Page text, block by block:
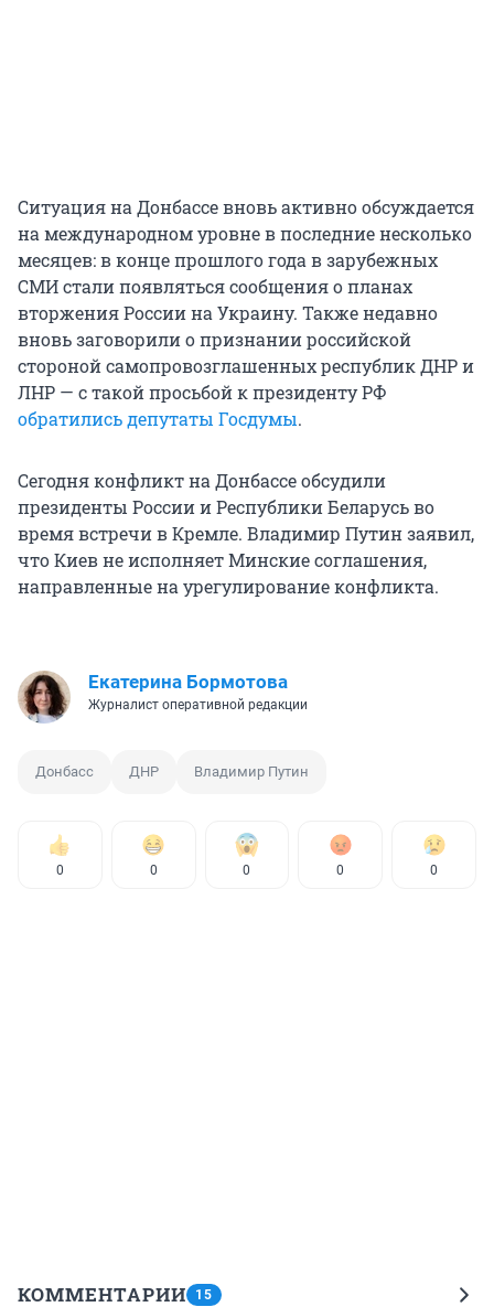
Ситуация на Донбассе вновь активно обсуждается
на международном уровне в последние несколько
месяцев: в конце прошлого года в зарубежных
СМИ стали появляться сообщения о планах
вторжения России на Украину. Также недавно
вновь заговорили о признании российской
стороной самопровозглашенных республик ДНР и
ЛНР — с такой просьбой к президенту РФ
обратились депутаты Госдумы.
Сегодня конфликт на Донбассе обсудили
президенты России и Республики Беларусь во
время встречи в Кремле. Владимир Путин заявил,
что Киев не исполняет Минские соглашения,
направленные на урегулирование конфликта.
Екатерина Бормотова
Журналист оперативной редакции
Донбасс ДНР Владимир Путин
0 0 0 0 0
КОММЕНТАРИИ 15